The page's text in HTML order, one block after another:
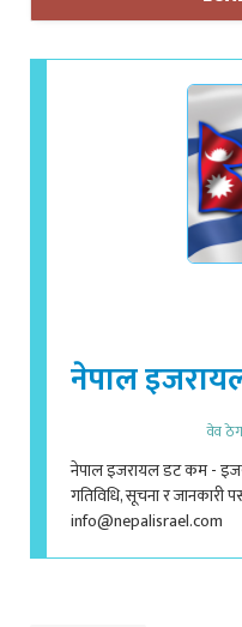
नेपाल
वेव
नेपाल इजरायल डट कम -
गतिविधि, सूचना र जानकारी
info@nepalisrael.com